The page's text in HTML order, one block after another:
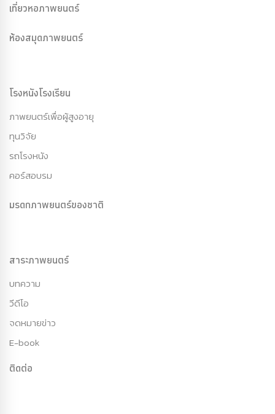
เที่ยวหอภาพยนตร์
ห้องสมุดภาพยนตร์
โรงหนังโรงเรียน
ภาพยนตร์เพื่อผู้สูงอายุ
ทุนวิจัย
รถโรงหนัง
คอร์สอบรม
มรดกภาพยนตร์ของชาติ
สาระภาพยนตร์
บทความ
วีดีโอ
จดหมายข่าว
E-book
ติดต่อ